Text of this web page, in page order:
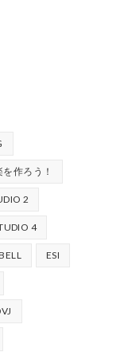
作ろう！
2
4
ESI